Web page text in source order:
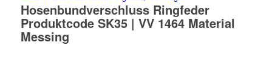
Hosenbundverschluss Ringfeder
Produktcode SK35 | VV 1464 Material
Messing